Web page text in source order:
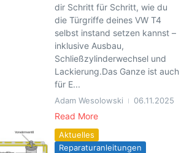
dir Schritt für Schritt, wie du
die Türgriffe deines VW T4
selbst instand setzen kannst –
inklusive Ausbau,
Schließzylinderwechsel und
Lackierung.Das Ganze ist auch
für E...
Adam Wesolowski 06.11.2025
Read More
Aktuelles
Reparaturanleitungen